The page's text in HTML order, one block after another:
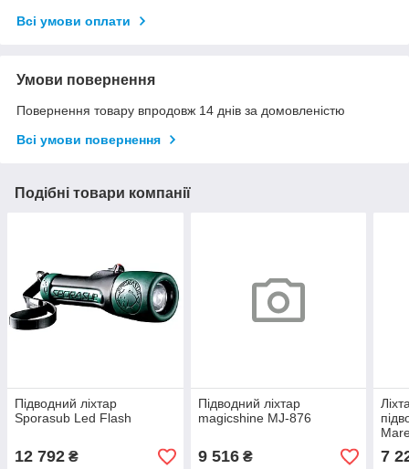
Всі умови оплати
Умови повернення
Повернення товару впродовж 14 днів за домовленістю
Всі умови повернення
Подібні товари компанії
Підводний ліхтар
Sporasub Led Flash
12 792 ₴
Підводний ліхтар
magicshine MJ-876
9 516₴ 7